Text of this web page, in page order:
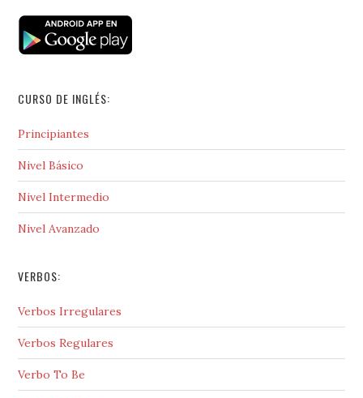
CURSO DE INGLÉS:
Principiantes
Nivel Básico
Nivel Intermedio
Nivel Avanzado
VERBOS:
Verbos Irregulares
Verbos Regulares
Verbo To Be